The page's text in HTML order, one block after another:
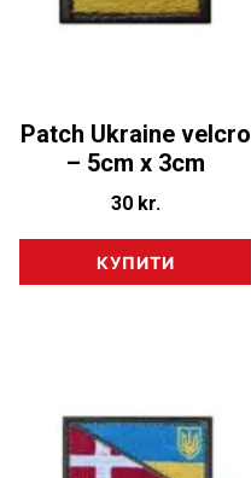
Patch Ukraine velcro
– 5cm x 3cm
30 kr.
КУПИТИ